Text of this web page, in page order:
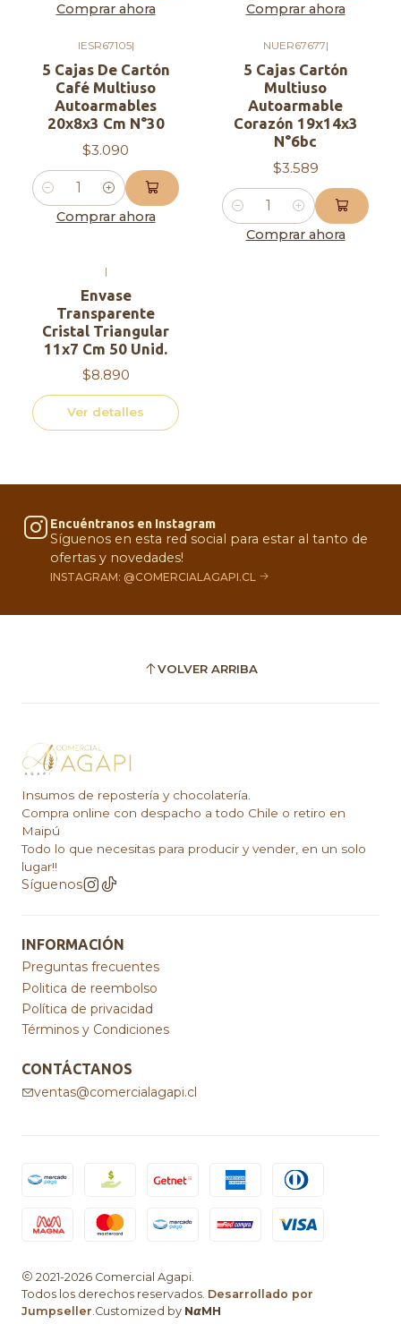
Comprar ahora
Comprar ahora
IESR67105|
5 Cajas De Cartón
Café Multiuso
Autoarmables
20x8x3 Cm N°30
$3.090
Cantidad
Comprar ahora
NUER67677|
5 Cajas Cartón
Multiuso
Autoarmable
Corazón 19x14x3
N°6bc
$3.589
Cantidad
Comprar ahora
|
Envase
Transparente
Cristal Triangular
11x7 Cm 50 Unid.
$8.890
Ver detalles
Encuéntranos en Instagram
Síguenos en esta red social para estar al tanto de
ofertas y novedades!
INSTAGRAM: @COMERCIALAGAPI.CL
VOLVER ARRIBA
Insumos de repostería y chocolatería.
Compra online con despacho a todo Chile o retiro en
Maipú
Todo lo que necesitas para producir y vender, en un solo
lugar!!
Síguenos
INFORMACIÓN
Preguntas frecuentes
Politica de reembolso
Política de privacidad
Términos y Condiciones
CONTÁCTANOS
ventas@comercialagapi.cl
2021-2026 Comercial Agapi.
Todos los derechos reservados. Desarrollado por
Jumpseller .Customized by N𝞪MH